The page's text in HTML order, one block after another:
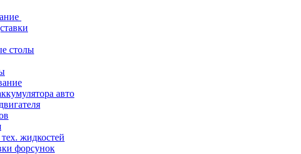
столы
авто
жидкостей
форсунок